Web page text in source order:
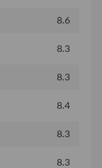
8.6
8.3
8.3
8.4
8.3
8.3